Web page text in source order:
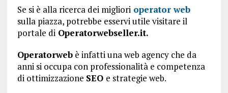
Se si è alla ricerca dei migliorioperator web
sulla piazza, potrebbe esservi utile visitare il
portale diOperatorwebseller.it.
Operatorwebè infatti una web agency che da
anni si occupa con professionalità e competenza
di ottimizzazione SEO e strategie web.